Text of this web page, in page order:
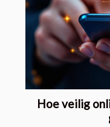
Hoe veilig